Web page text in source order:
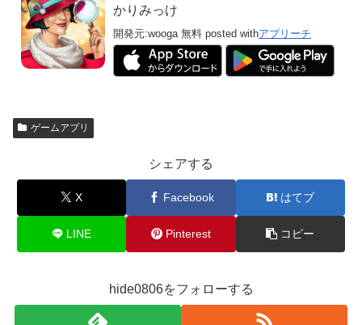
かりみっけ
開発元:wooga 無料 posted withアプリーチ
ゲームアプリ
シェアする
X Facebook はてブ
LINE Pinterest コピー
hide0806をフォローする